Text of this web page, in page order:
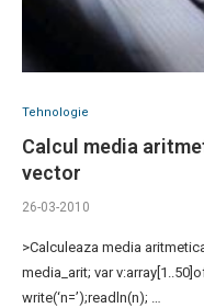
Tehnologie
Calcul media
vector
26-03-2010
>Calculeaza media
media_arit; var
write(‘n=’);readln(n); …